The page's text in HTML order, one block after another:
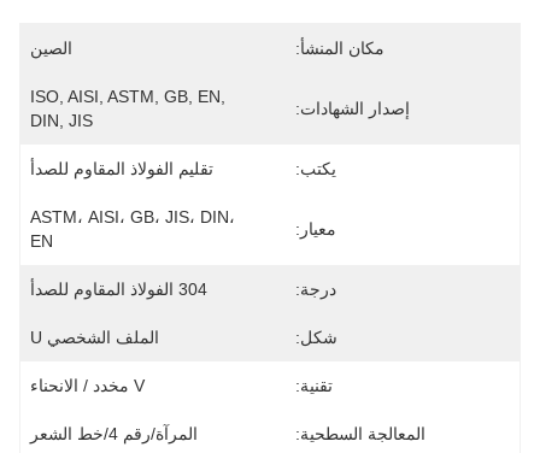
مكان المنشأ: الصين
إصدار الشهادات:
ISO, AISI, ASTM, GB, EN,
DIN, JIS
يكتب: تقليم الفولاذ المقاوم للصدأ
معيار:
ASTM، AISI، GB، JIS، DIN،
EN
درجة: 304 الفولاذ المقاوم للصدأ
شكل: الملف الشخصي U
تقنية: V مخدد / الانحناء
المعالجة السطحية: المرآة/رقم 4/خط الشعر